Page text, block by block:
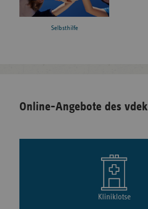
Selbsthilfe
Online-Angebote des vdek
Kliniklotse